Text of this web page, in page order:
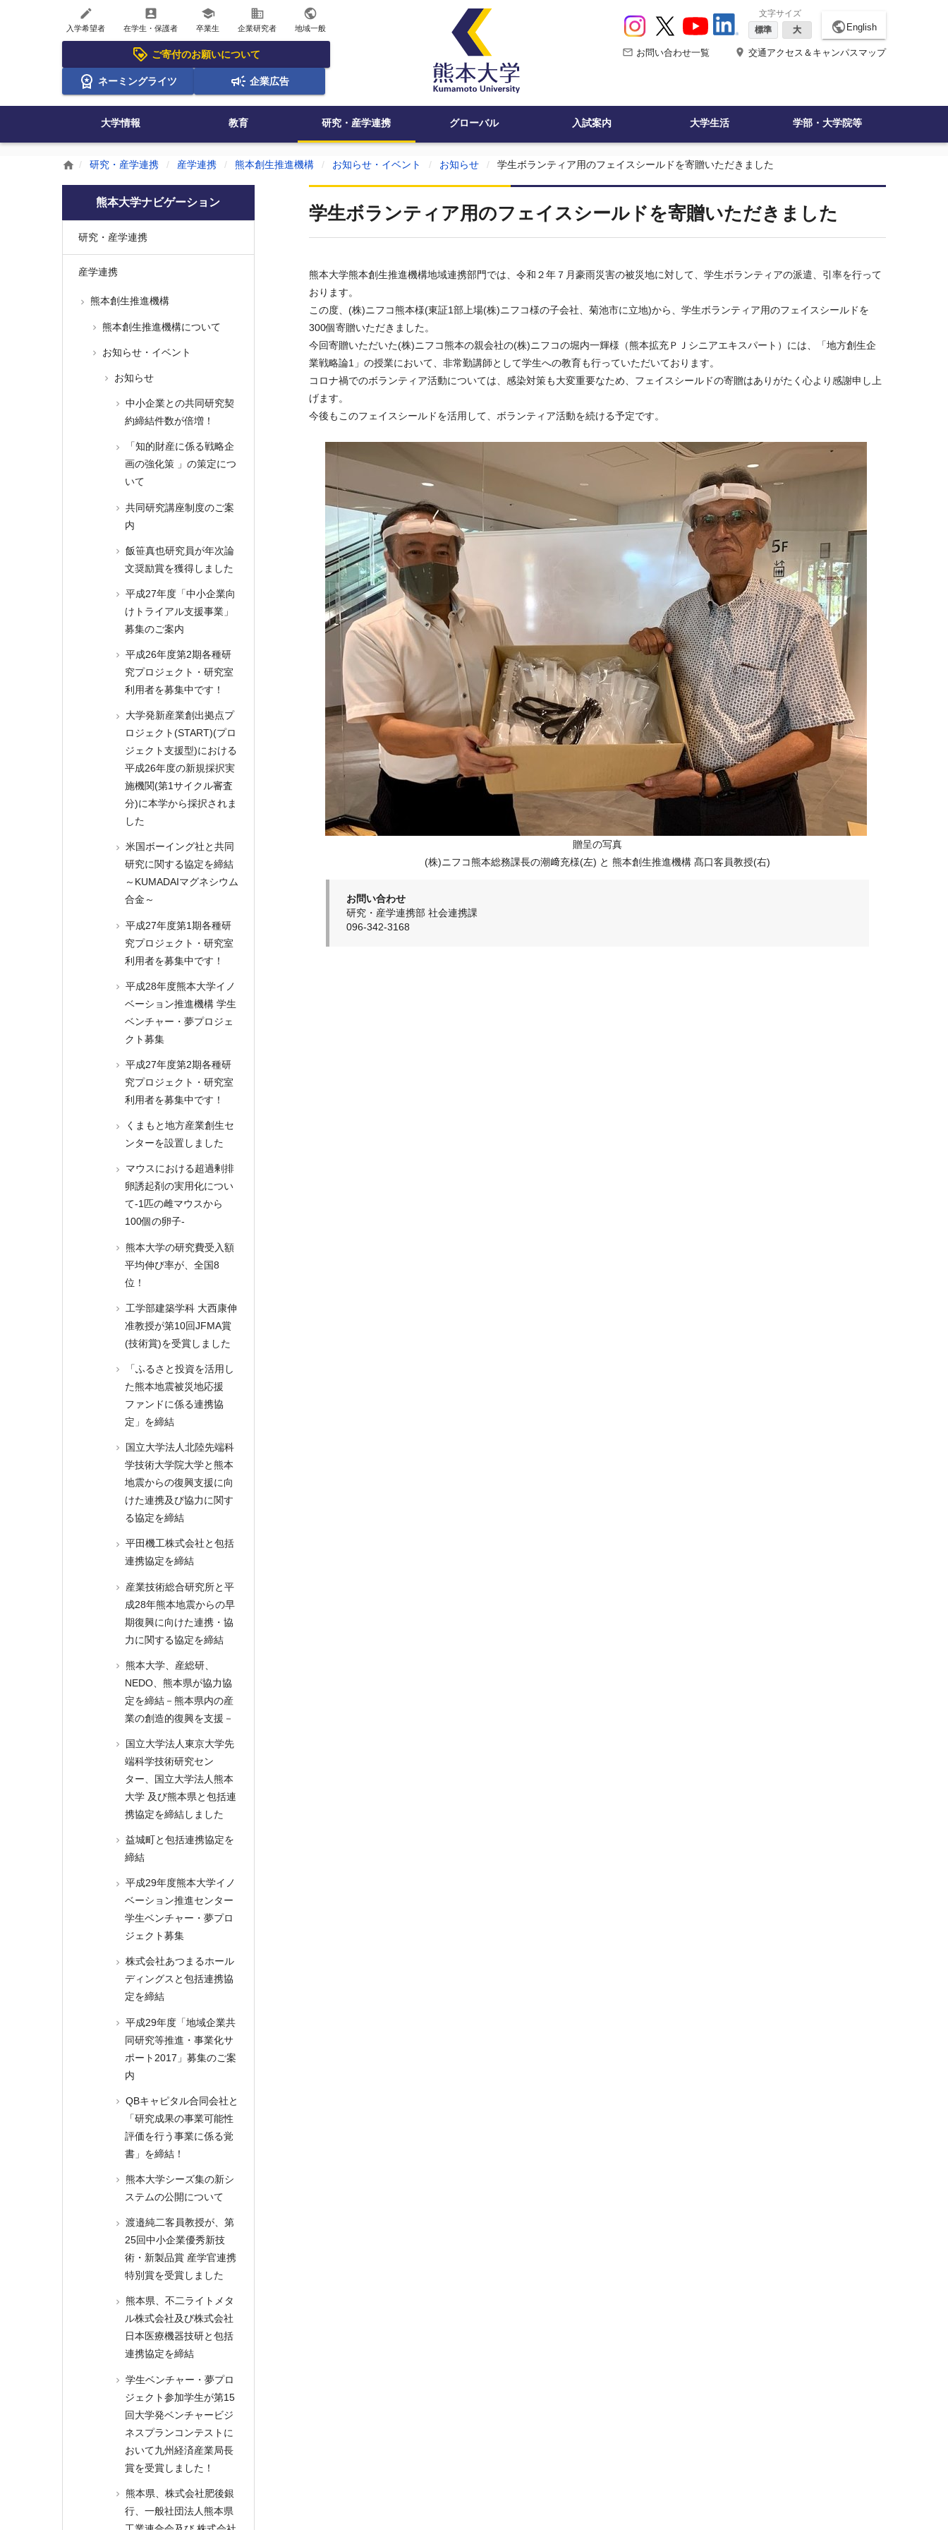
create
入学希望者
account_box
在学生・保護者
school
卒業生
business
企業研究者
public
地域一般
ご寄付のお願いについて
ネーミングライツ 企業広告
文字サイズ
標準
大 public English
mail_outline お問い合わせ一覧 place 交通アクセス＆キャンパスマップ
大学情報 教育 研究・産学連携 グローバル 入試案内 大学生活 学部・大学院等
home 研究・産学連携 産学連携 熊本創生推進機構 お知らせ・イベント お知らせ 学生ボランティア用のフェイスシールドを寄贈いただきました
学生ボランティア用のフェイスシールドを寄贈いただきました
熊本大学熊本創生推進機構地域連携部門では、令和２年７月豪雨災害の被災地に対して、学生ボランティアの派遣、引率を行って
おります。
この度、(株)ニフコ熊本様(東証1部上場(株)ニフコ様の子会社、菊池市に立地)から、学生ボランティア用のフェイスシールドを
300個寄贈いただきました。
今回寄贈いただいた(株)ニフコ熊本の親会社の(株)ニフコの堀内一輝様（熊本拡充ＰＪシニアエキスパート）には、「地方創生企
業戦略論1」の授業において、非常勤講師として学生への教育も行っていただいております。
コロナ禍でのボランティア活動については、感染対策も大変重要なため、フェイスシールドの寄贈はありがたく心より感謝申し上
げます。
今後もこのフェイスシールドを活用して、ボランティア活動を続ける予定です。
贈呈の写真
(株)ニフコ熊本総務課長の潮﨑充様(左) と 熊本創生推進機構 髙口客員教授(右)
お問い合わせ
研究・産学連携部 社会連携課
096-342-3168
熊本大学ナビゲーション
研究・産学連携
産学連携
熊本創生推進機構
熊本創生推進機構について
お知らせ・イベント
お知らせ
中小企業との共同研究契
約締結件数が倍増！
「知的財産に係る戦略企
画の強化策 」の策定につ
いて
共同研究講座制度のご案
内
飯笹真也研究員が年次論
文奨励賞を獲得しました
平成27年度「中小企業向
けトライアル支援事業」
募集のご案内
平成26年度第2期各種研
究プロジェクト・研究室
利用者を募集中です！
大学発新産業創出拠点プ
ロジェクト(START)(プロ
ジェクト支援型)における
平成26年度の新規採択実
施機関(第1サイクル審査
分)に本学から採択されま
した
米国ボーイング社と共同
研究に関する協定を締結
～KUMADAIマグネシウム
合金～
平成27年度第1期各種研
究プロジェクト・研究室
利用者を募集中です！
平成28年度熊本大学イノ
ベーション推進機構 学生
ベンチャー・夢プロジェ
クト募集
平成27年度第2期各種研
究プロジェクト・研究室
利用者を募集中です！
くまもと地方産業創生セ
ンターを設置しました
マウスにおける超過剰排
卵誘起剤の実用化につい
て-1匹の雌マウスから
100個の卵子-
熊本大学の研究費受入額
平均伸び率が、全国8
位！
工学部建築学科 大西康伸
准教授が第10回JFMA賞
(技術賞)を受賞しました
「ふるさと投資を活用し
た熊本地震被災地応援
ファンドに係る連携協
定」を締結
国立大学法人北陸先端科
学技術大学院大学と熊本
地震からの復興支援に向
けた連携及び協力に関す
る協定を締結
平田機工株式会社と包括
連携協定を締結
産業技術総合研究所と平
成28年熊本地震からの早
期復興に向けた連携・協
力に関する協定を締結
熊本大学、産総研、
NEDO、熊本県が協力協
定を締結－熊本県内の産
業の創造的復興を支援－
国立大学法人東京大学先
端科学技術研究セン
ター、国立大学法人熊本
大学 及び熊本県と包括連
携協定を締結しました
益城町と包括連携協定を
締結
平成29年度熊本大学イノ
ベーション推進センター
学生ベンチャー・夢プロ
ジェクト募集
株式会社あつまるホール
ディングスと包括連携協
定を締結
平成29年度「地域企業共
同研究等推進・事業化サ
ポート2017」募集のご案
内
QBキャピタル合同会社と
「研究成果の事業可能性
評価を行う事業に係る覚
書」を締結！
熊本大学シーズ集の新シ
ステムの公開について
渡邉純二客員教授が、第
25回中小企業優秀新技
術・新製品賞 産学官連携
特別賞を受賞しました
熊本県、不二ライトメタ
ル株式会社及び株式会社
日本医療機器技研と包括
連携協定を締結
学生ベンチャー・夢プロ
ジェクト参加学生が第15
回大学発ベンチャービジ
ネスプランコンテストに
おいて九州経済産業局長
賞を受賞しました！
熊本県、株式会社肥後銀
行、一般社団法人熊本県